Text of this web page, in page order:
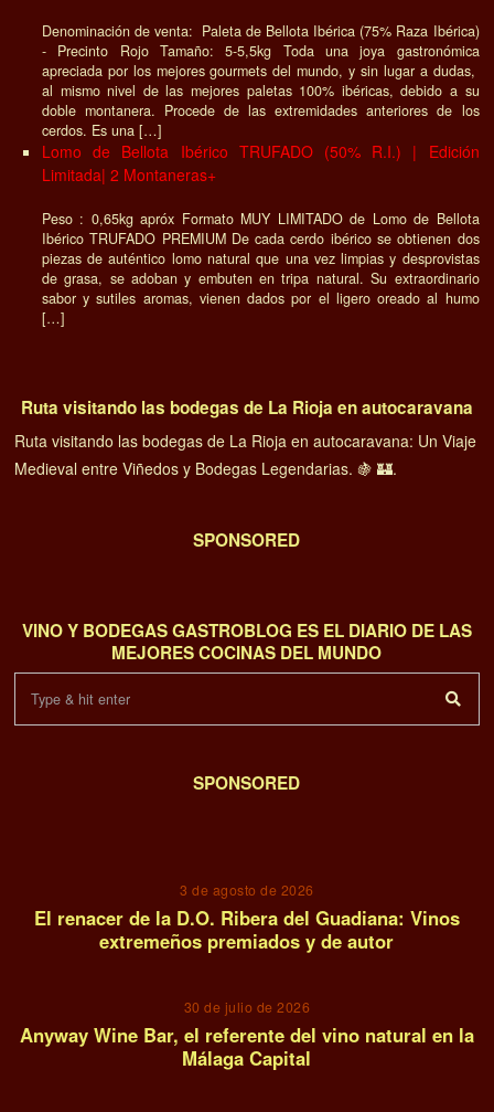
Denominación de venta: Paleta de Bellota Ibérica (75% Raza Ibérica)
- Precinto Rojo Tamaño: 5-5,5kg Toda una joya gastronómica
apreciada por los mejores gourmets del mundo, y sin lugar a dudas,
al mismo nivel de las mejores paletas 100% ibéricas, debido a su
doble montanera. Procede de las extremidades anteriores de los
cerdos. Es una […]
Lomo de Bellota Ibérico TRUFADO (50% R.I.) | Edición
Limitada| 2 Montaneras+
Peso : 0,65kg apróx Formato MUY LIMITADO de Lomo de Bellota
Ibérico TRUFADO PREMIUM De cada cerdo ibérico se obtienen dos
piezas de auténtico lomo natural que una vez limpias y desprovistas
de grasa, se adoban y embuten en tripa natural. Su extraordinario
sabor y sutiles aromas, vienen dados por el ligero oreado al humo
[…]
Ruta visitando las bodegas de La Rioja en autocaravana
Ruta visitando las bodegas de La Rioja en autocaravana: Un Viaje
Medieval entre Viñedos y Bodegas Legendarias. 🍇 🏰.
SPONSORED
VINO Y BODEGAS GASTROBLOG ES EL DIARIO DE LAS
MEJORES COCINAS DEL MUNDO
SPONSORED
3 de agosto de 2026
El renacer de la D.O. Ribera del Guadiana: Vinos
extremeños premiados y de autor
30 de julio de 2026
Anyway Wine Bar, el referente del vino natural en la
Málaga Capital